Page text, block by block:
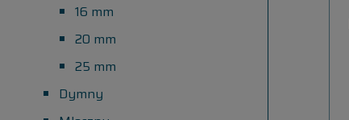
16 mm
20 mm
25 mm
Dymny